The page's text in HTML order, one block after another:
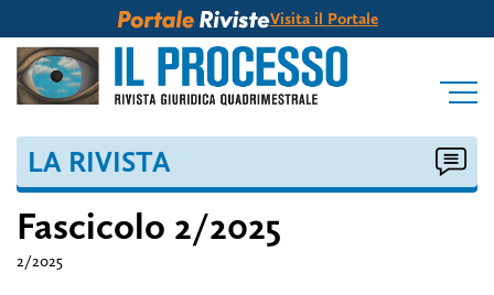
Visita il Portale
LA RIVISTA
Fascicolo 2/2025
2/2025